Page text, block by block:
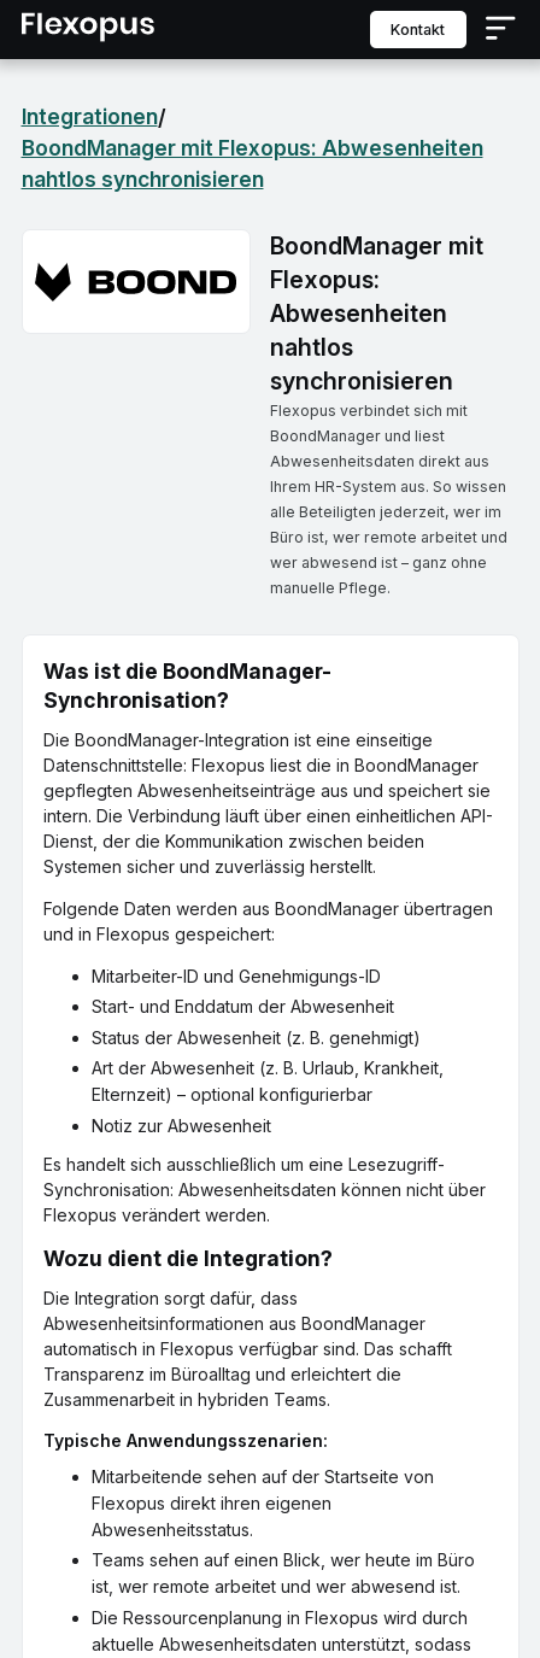
Kontakt
Integrationen/
BoondManager mit Flexopus: Abwesenheiten
nahtlos synchronisieren
BoondManager mit
Flexopus:
Abwesenheiten
nahtlos
synchronisieren
Flexopus verbindet sich mit
BoondManager und liest
Abwesenheitsdaten direkt aus
Ihrem HR-System aus. So wissen
alle Beteiligten jederzeit, wer im
Büro ist, wer remote arbeitet und
wer abwesend ist – ganz ohne
manuelle Pflege.
Was ist die BoondManager-
Synchronisation?
Die BoondManager-Integration ist eine einseitige
Datenschnittstelle: Flexopus liest die in BoondManager
gepflegten Abwesenheitseinträge aus und speichert sie
intern. Die Verbindung läuft über einen einheitlichen API-
Dienst, der die Kommunikation zwischen beiden
Systemen sicher und zuverlässig herstellt.
Folgende Daten werden aus BoondManager übertragen
und in Flexopus gespeichert:
Mitarbeiter-ID und Genehmigungs-ID
Start- und Enddatum der Abwesenheit
Status der Abwesenheit (z. B. genehmigt)
Art der Abwesenheit (z. B. Urlaub, Krankheit,
Elternzeit) – optional konfigurierbar
Notiz zur Abwesenheit
Es handelt sich ausschließlich um eine Lesezugriff-
Synchronisation: Abwesenheitsdaten können nicht über
Flexopus verändert werden.
Wozu dient die Integration?
Die Integration sorgt dafür, dass
Abwesenheitsinformationen aus BoondManager
automatisch in Flexopus verfügbar sind. Das schafft
Transparenz im Büroalltag und erleichtert die
Zusammenarbeit in hybriden Teams.
Typische Anwendungsszenarien:
Mitarbeitende sehen auf der Startseite von
Flexopus direkt ihren eigenen
Abwesenheitsstatus.
Teams sehen auf einen Blick, wer heute im Büro
ist, wer remote arbeitet und wer abwesend ist.
Die Ressourcenplanung in Flexopus wird durch
aktuelle Abwesenheitsdaten unterstützt, sodass